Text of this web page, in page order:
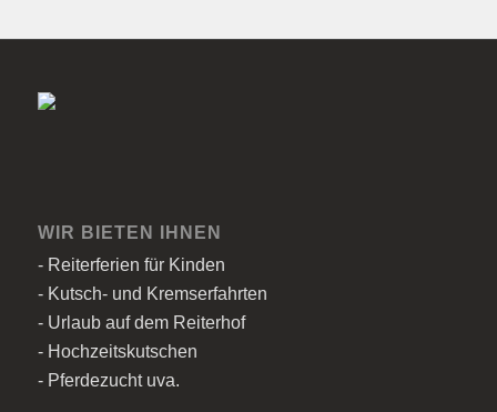
WIR BIETEN IHNEN
- Reiterferien für Kinden
- Kutsch- und Kremserfahrten
- Urlaub auf dem Reiterhof
- Hochzeitskutschen
- Pferdezucht uva.